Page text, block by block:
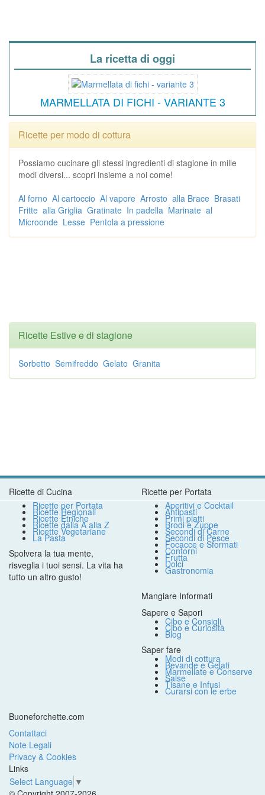
La ricetta di oggi
MARMELLATA DI FICHI - VARIANTE 3
Ricette per modo di cottura
Possiamo cucinare gli stessi ingredienti di stagione in mille
modi diversi... scopri insieme a noi come!
Al forno Al cartoccio Al vapore Arrosto alla Brace Brasati
Fritte alla Griglia Gratinate In padella Marinate al
Microonde Lesse Pentola a pressione
Ricette Estive e di stagione
Sorbetto Semifreddo Gelato Granita
Ricette di Cucina
Ricette per Portata
Ricette Regionali
Ricette Etniche
Ricette dalla A alla Z
Ricette Vegetariane
La Pasta
Spolvera la tua mente,
risveglia i tuoi sensi. La vita ha
tutto un altro gusto!
Ricette per Portata
Aperitivi e Cocktail
Antipasti
Primi piatti
Brodi e Zuppe
Secondi di Carne
Secondi di Pesce
Focacce e Sformati
Contorni
Frutta
Dolci
Gastronomia
Mangiare Informati
Sapere e Sapori
Cibo e Consigli
Cibo e Curiosità
Blog
Saper fare
Modi di cottura
Bevande e Gelati
Marmellate e Conserve
Salse
Tisane e Infusi
Curarsi con le erbe
Buoneforchette.com
Contattaci
Note Legali
Privacy & Cookies
Links
Select Language ▼